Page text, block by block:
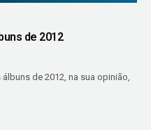
de 2012
de 2012, na sua opinião,